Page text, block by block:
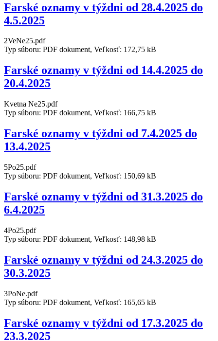
Farské oznamy v týždni od 28.4.2025 do
4.5.2025
2VeNe25.pdf
Typ súboru: PDF dokument, Veľkosť: 172,75 kB
Farské oznamy v týždni od 14.4.2025 do
20.4.2025
Kvetna Ne25.pdf
Typ súboru: PDF dokument, Veľkosť: 166,75 kB
Farské oznamy v týždni od 7.4.2025 do
13.4.2025
5Po25.pdf
Typ súboru: PDF dokument, Veľkosť: 150,69 kB
Farské oznamy v týždni od 31.3.2025 do
6.4.2025
4Po25.pdf
Typ súboru: PDF dokument, Veľkosť: 148,98 kB
Farské oznamy v týždni od 24.3.2025 do
30.3.2025
3PoNe.pdf
Typ súboru: PDF dokument, Veľkosť: 165,65 kB
Farské oznamy v týždni od 17.3.2025 do
23.3.2025